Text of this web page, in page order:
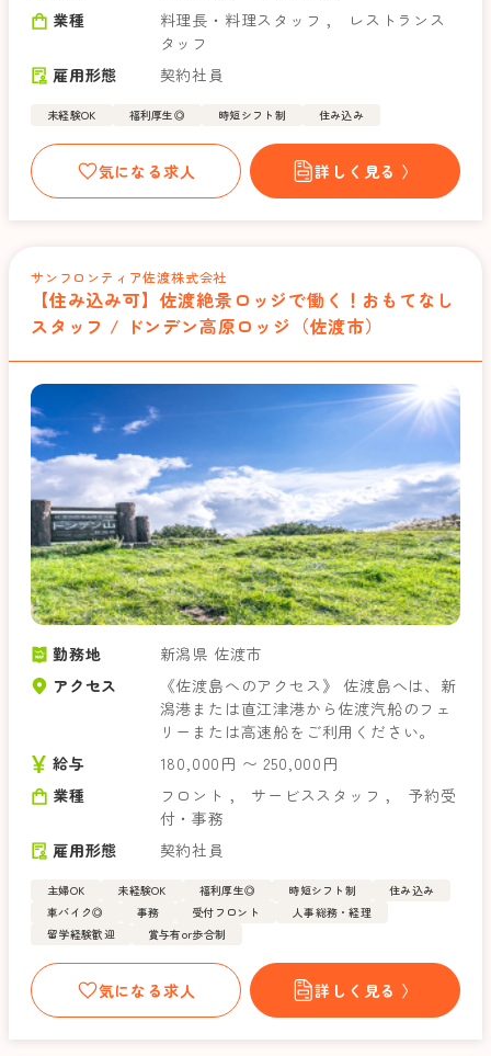
業種
料理長・料理スタッフ，
レストランス
タッフ
雇用形態
契約社員
未経験OK 福利厚生◎ 時短シフト制 住み込み
気になる求人 詳しく見る 〉
サンフロンティア佐渡株式会社
【住み込み可】佐渡絶景ロッジで働く！おもてなし
スタッフ / ドンデン高原ロッジ（佐渡市）
勤務地
新潟県 佐渡市
アクセス
《佐渡島へのアクセス》 佐渡島へは、新
潟港または直江津港から佐渡汽船のフェ
リーまたは高速船をご利用ください。
給与
180,000円 〜 250,000円
業種
フロント ， サービススタッフ，
予約受
付・事務
雇用形態
契約社員
主婦OK 未経験OK 福利厚生◎ 時短シフト制
住み込み
車バイク◎
事務 受付フロント
人事総務・経理
留学経験歓迎
賞与有or歩合制
気になる求人 詳しく見る 〉